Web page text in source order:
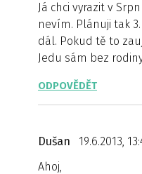
Já chci vyrazit v
nevím. Plánuji tak
dál. Pokud tě to
Jedu sám bez
ODPOVĚDĚT
Dušan
19.6.2013,
Ahoj,